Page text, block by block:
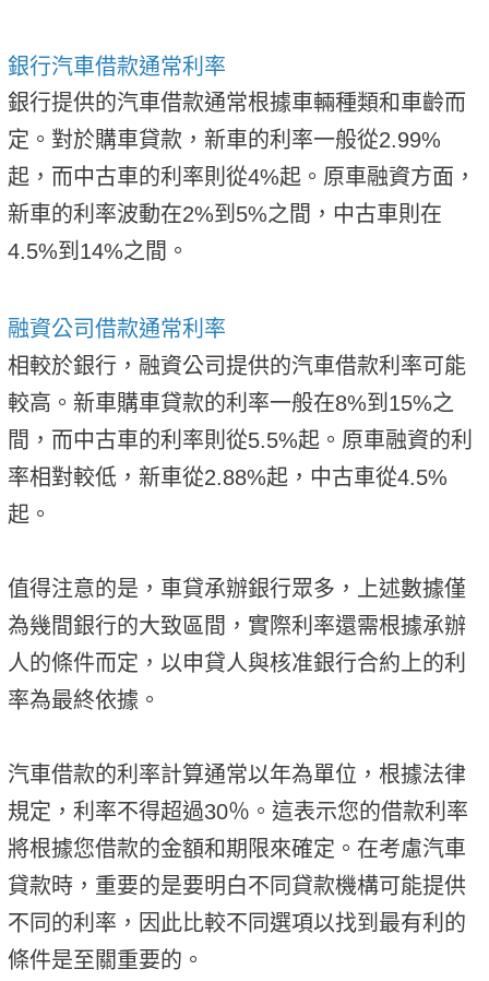
銀行汽車借款通常利率
銀行提供的汽車借款通常根據車輛種類和車齡而
定。對於購車貸款，新車的利率一般從2.99%
起，而中古車的利率則從4%起。原車融資方面，
新車的利率波動在2%到5%之間，中古車則在
4.5%到14%之間。
融資公司借款通常利率
相較於銀行，融資公司提供的汽車借款利率可能
較高。新車購車貸款的利率一般在8%到15%之
間，而中古車的利率則從5.5%起。原車融資的利
率相對較低，新車從2.88%起，中古車從4.5%
起。
值得注意的是，車貸承辦銀行眾多，上述數據僅
為幾間銀行的大致區間，實際利率還需根據承辦
人的條件而定，以申貸人與核准銀行合約上的利
率為最終依據。
汽車借款的利率計算通常以年為單位，根據法律
規定，利率不得超過30％。這表示您的借款利率
將根據您借款的金額和期限來確定。在考慮汽車
貸款時，重要的是要明白不同貸款機構可能提供
不同的利率，因此比較不同選項以找到最有利的
條件是至關重要的。